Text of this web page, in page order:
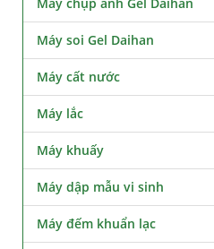
Máy soi Gel Daihan
Máy cất nước
Máy lắc
Máy khuấy
Máy dập mẫu vi sinh
Máy đếm khuẩn lạc